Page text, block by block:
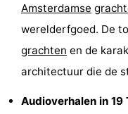
Eten
drinken
Winkelen
Markten
-
Amsterdamse
werelderfgoed. De
grachten en de
architectuur die de
Audioverhalen in 19